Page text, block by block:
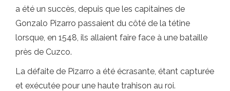
a été un succès, depuis que les capitaines de
Gonzalo Pizarro passaient du côté de la tétine
lorsque, en 1548, ils allaient faire face à une bataille
près de Cuzco.
La défaite de Pizarro a été écrasante, étant capturée
et exécutée pour une haute trahison au roi.